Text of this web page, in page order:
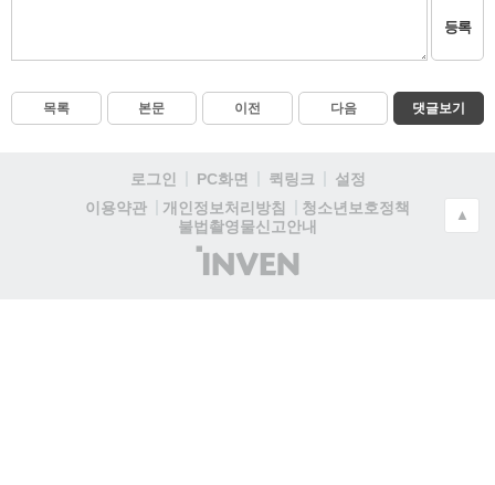
등록
목록 본문 이전 다음 댓글보기
로그인 PC화면 퀵링크
설정
이용약관
개인정보처리방침
청소년보호정책
불법촬영물신고안내
(주)
인
▲